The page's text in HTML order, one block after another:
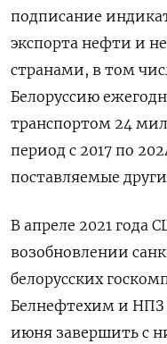
подписание
экспорта нефти и
странами, в том
Белоруссию
транспортом 24
период с 2017 по
поставляемые
В апреле 2021 года
возобновлении
белорусских
Белнефтехим и НПЗ
июня завершить с